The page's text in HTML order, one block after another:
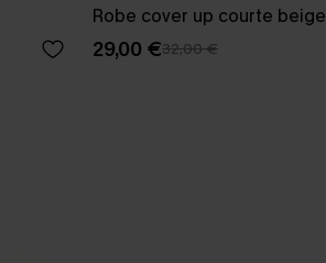
Robe cover up courte
29,00 €32,00 €